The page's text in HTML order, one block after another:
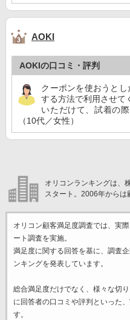
AOKI
AOKIの口コミ・評判
クーポンを使おうと
する方法で利用させて
いただけて、試着の
（10代／女性）
オリコンランキングは、
スタート。2006年からは
オリコン顧客満足度調査では、実
ート調査を実施。
満足度に関する回答を基に、調査
ンキングを発表しています。
総合満足度だけでなく、様々な切り
に回答者の口コミや評判といった
す。